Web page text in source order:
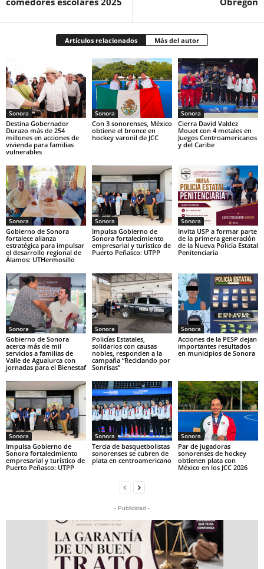
Artículos relacionados Más del autor
Sonora
Destina Gobernador
Durazo más de 254
millones en acciones de
vivienda para familias
vulnerables
Sonora
Con 3 sonorenses, México
obtiene el bronce en
hockey varonil de JCC
Sonora
Cierra David Valdez
Mouet con 4 metales en
Juegos Centroamericanos
y del Caribe
Sonora
Gobierno de Sonora
fortalece alianza
estratégica para impulsar
el desarrollo regional de
Álamos: UTHermosillo
Sonora
Impulsa Gobierno de
Sonora fortalecimiento
empresarial y turístico de
Puerto Peñasco: UTPP
Sonora
Invita USP a formar parte
de la primera generación
de la Nueva Policía Estatal
Penitenciaria
Sonora
Gobierno de Sonora
acerca más de mil
servicios a familias de
Valle de Agualurca con
jornadas para el Bienestaf
Sonora
Policías Estatales,
solidarios con causas
nobles, responden a la
campaña “Reciclando por
Sonrisas”
Sonora
Acciones de la PESP dejan
importantes resultados
en municipios de Sonora
Sonora
Impulsa Gobierno de
Sonora fortalecimiento
empresarial y turístico de
Puerto Peñasco: UTPP
Sonora
Tercia de basquetbolistas
sonorenses se cubren de
plata en centroamericano
Sonora
Par de jugadoras
sonorenses de hockey
obtienen plata con
México en los JCC 2026
- Publicidad -